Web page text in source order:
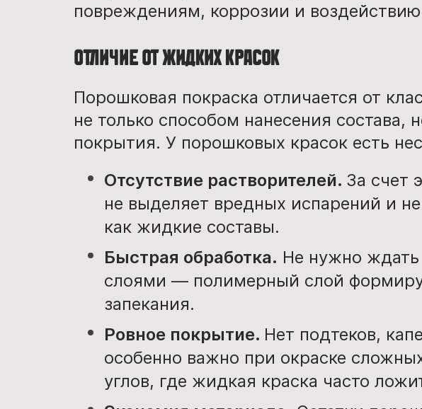
повреждениям, коррозии и
Отличие от жидких красок
Порошковая покраска отличается от
не только способом нанесения состава,
покрытия. У порошковых красок есть
Отсутствие растворителей. За счет
не выделяет вредных испарений и
как жидкие составы.
Быстрая обработка. Не нужно
слоями — полимерный слой
запекания.
Ровное покрытие. Нет подтеков,
особенно важно при окраске
углов, где жидкая краска часто